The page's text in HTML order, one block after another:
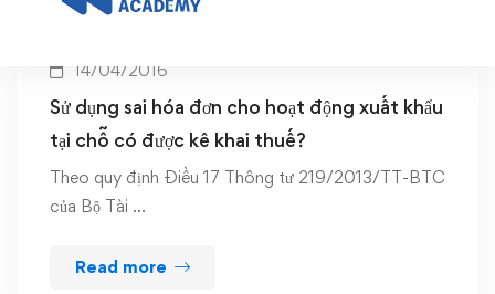
14/04/2016
Sử dụng sai hóa đơn cho hoạt động xuất khẩu
tại chỗ có được kê khai thuế?
Theo quy định Điều 17 Thông tư 219/2013/TT-BTC
của Bộ Tài …
Read more